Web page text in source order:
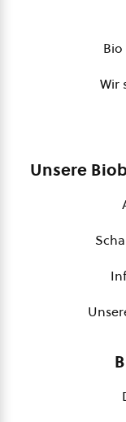
Wir
Unsere